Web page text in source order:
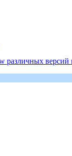
различных